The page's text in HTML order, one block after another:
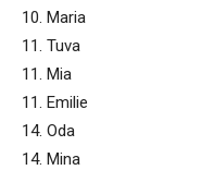
10. Maria
11. Tuva
11. Mia
11. Emilie
14. Oda
14. Mina